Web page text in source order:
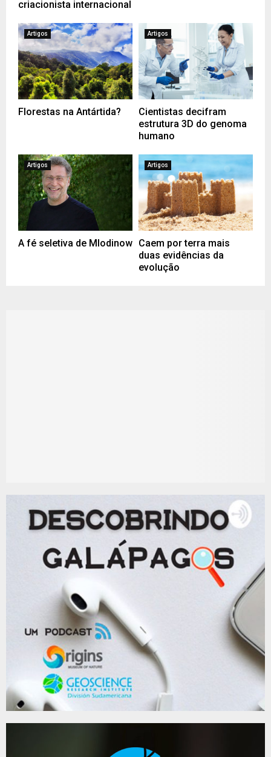
criacionista internacional
Artigos
Florestas na Antártida?
Artigos
Cientistas decifram
estrutura 3D do genoma
humano
Artigos
A fé seletiva de Mlodinow
Artigos
Caem por terra mais
duas evidências da
evolução